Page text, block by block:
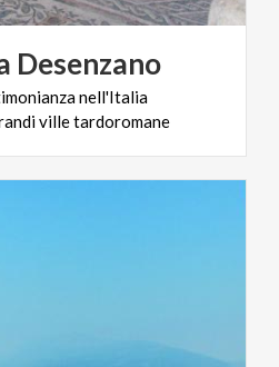
Desenzano
nell'Italia
villetardoromane